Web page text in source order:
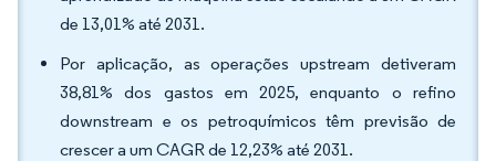
de 13,01% até 2031.
Por aplicação, as operações upstream detiveram
38,81% dos gastos em 2025, enquanto o refino
downstream e os petroquímicos têm previsão de
crescer a um CAGR de 12,23% até 2031.